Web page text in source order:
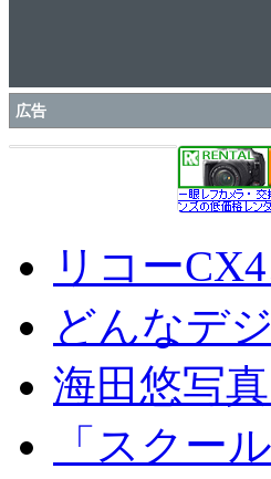
広告
リコー
どんなデ
海田悠写
「スクー